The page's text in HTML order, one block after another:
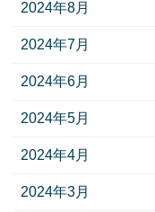
2024年8月
2024年7月
2024年6月
2024年5月
2024年4月
2024年3月